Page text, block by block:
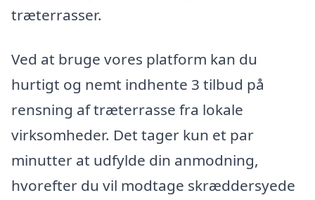
træterrasser.
Ved at bruge vores platform kan du
hurtigt og nemt indhente 3 tilbud på
rensning af træterrasse fra lokale
virksomheder. Det tager kun et par
minutter at udfylde din anmodning,
hvorefter du vil modtage skræddersyede